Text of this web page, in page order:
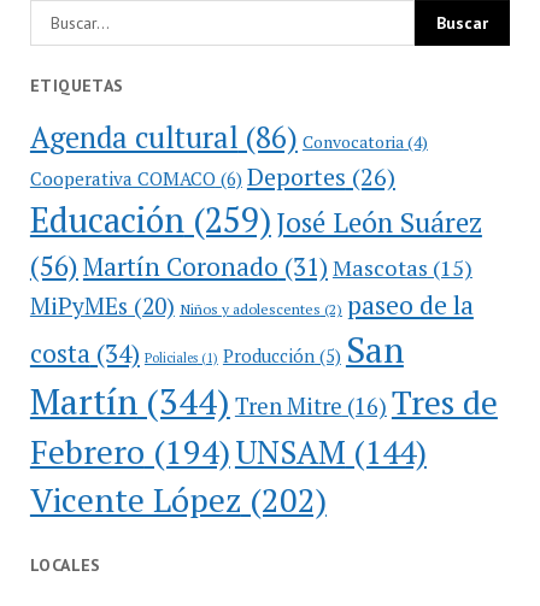
ETIQUETAS
Agenda cultural (86) Convocatoria (4)
Cooperativa COMACO(6) Deportes (26)
Educación(259)José León Suárez
(56)Martín Coronado (31) Mascotas (15)
MiPyMEs (20) Niños y adolescentes (2) paseo de la
costa(34) Policiales(1) Producción(5) San
Martín(344) Tren Mitre (16) Tres de
Febrero (194)UNSAM (144)
Vicente López (202)
LOCALES